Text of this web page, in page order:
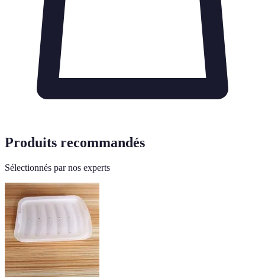
Produits recommandés
Sélectionnés par nos experts